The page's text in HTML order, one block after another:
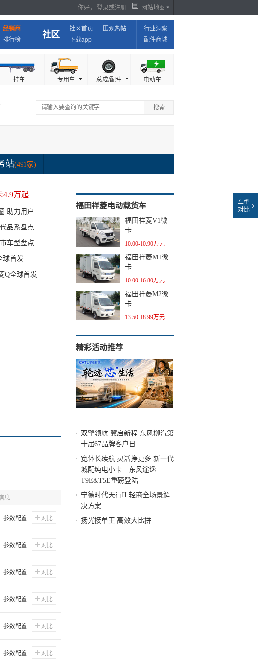
你好， 登录或注册 网站地图
经销商
排行榜 社区 社区首页
围观热帖
下载app
行业洞察
配件商城
挂车 专用车 总成/配件 电动车
站(491家)
4.9万起
助力用户
品系盘点
车型盘点
球首发
Q全球首发
息
参数配置 对比
参数配置 对比
参数配置 对比
参数配置 对比
参数配置 对比
参数配置 对比
福田祥菱电动载货车
福田祥菱V1微
卡
10.00-10.90万元
福田祥菱M1微
卡
10.00-16.80万元
福田祥菱M2微
卡
13.50-18.99万元
精彩活动推荐
活」
双擎领航 翼启新程 东风柳汽第
十届67品牌客户日
宽体长续航 灵活挣更多 新一代
城配纯电小卡—东风途逸
T9E&T5E重磅登陆
宁德时代天行II 轻商全场景解
决方案
扬光接单王 高效大比拼
车型
对比